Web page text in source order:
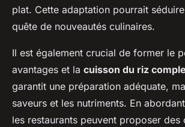
plat. Cette adaptation pourrait
quête de nouveautés culinaires.
Il est également crucial de former le
avantages et la cuisson du riz
garantit une préparation adéquate,
saveurs et les nutriments. En
les restaurants peuvent proposer des